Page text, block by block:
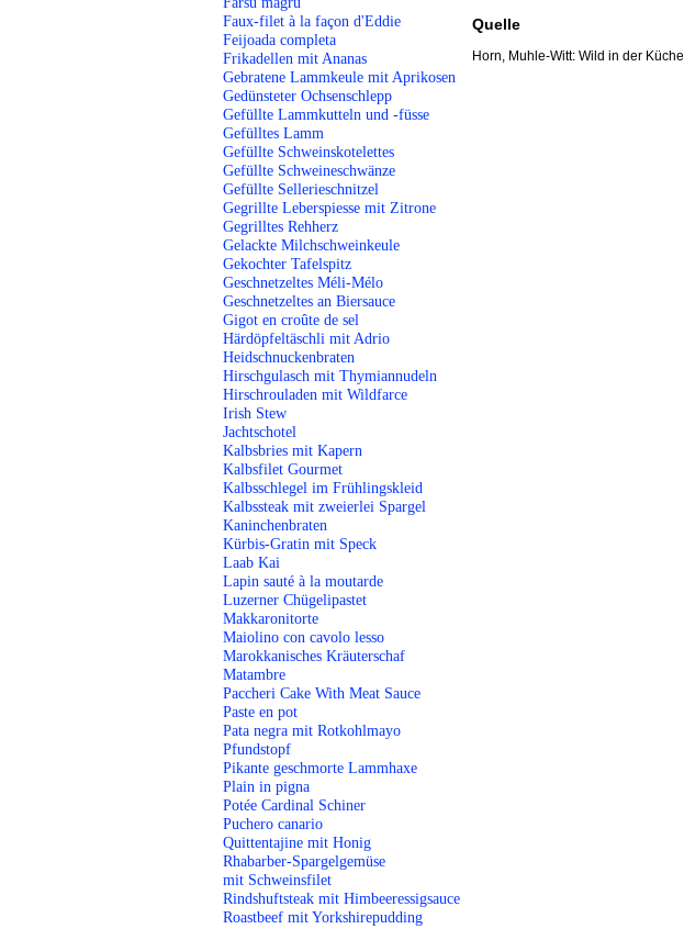
Quelle
Horn, Muhle-Witt: Wild in der Küche
Faux-filet à la façon d'Eddie
Feijoada completa
Frikadellen mit Ananas
Gebratene Lammkeule mit Aprikosen
Gedünsteter Ochsenschlepp
Gefüllte Lammkutteln und -füsse
Gefülltes Lamm
Gefüllte Schweinskotelettes
Gefüllte Schweineschwänze
Gefüllte Sellerieschnitzel
Gegrillte Leberspiesse mit Zitrone
Gegrilltes Rehherz
Gelackte Milchschweinkeule
Gekochter Tafelspitz
Geschnetzeltes Méli-Mélo
Geschnetzeltes an Biersauce
Gigot en croûte de sel
Härdöpfeltäschli mit Adrio
Heidschnuckenbraten
Hirschgulasch mit Thymiannudeln
Hirschrouladen mit Wildfarce
Irish Stew
Jachtschotel
Kalbsbries mit Kapern
Kalbsfilet Gourmet
Kalbsschlegel im Frühlingskleid
Kalbssteak mit zweierlei Spargel
Kaninchenbraten
Kürbis-Gratin mit Speck
Laab Kai
Lapin sauté à la moutarde
Luzerner Chügelipastet
Makkaronitorte
Maiolino con cavolo lesso
Marokkanisches Kräuterschaf
Matambre
Paccheri Cake With Meat Sauce
Paste en pot
Pata negra mit Rotkohlmayo
Pfundstopf
Pikante geschmorte Lammhaxe
Plain in pigna
Potée Cardinal Schiner
Puchero canario
Quittentajine mit Honig
Rhabarber-Spargelgemüse
mit Schweinsfilet
Rindshuftsteak mit Himbeeressigsauce
Roastbeef mit Yorkshirepudding